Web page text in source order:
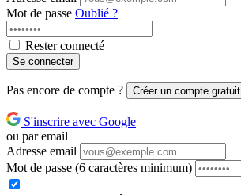
Mot de passe Oublié ?
Rester connecté
Se connecter
Pas encore de compte ? Créer un compte gratuit
S'inscrire avec Google
ou par email
Adresse email
Mot de passe (6 caractères minimum)